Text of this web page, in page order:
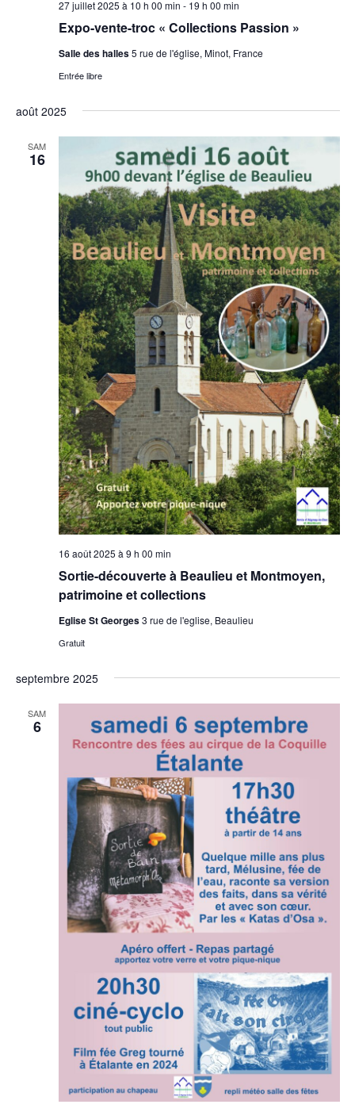
Expo-vente-troc « Collections Passion »
27 juillet 2025 à 10 h 00 min - 19 h 00 min
Salle des halles5 rue de l'église, Minot, France
Entrée libre
août 2025
SAM
16
Sortie-découverte à Beaulieu et Montmoyen,
patrimoine et collections
16 août 2025 à 9 h 00 min
Eglise St Georges3 rue de l'eglise, Beaulieu
Gratuit
septembre 2025
SAM
6